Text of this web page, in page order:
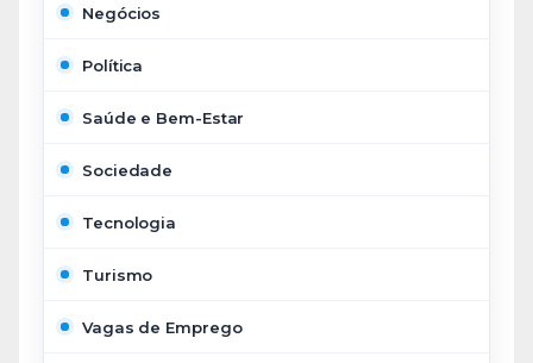
Negócios
Política
Saúde e Bem-Estar
Sociedade
Tecnologia
Turismo
Vagas de Emprego